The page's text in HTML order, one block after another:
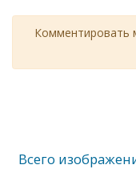
Комментировать
Всего